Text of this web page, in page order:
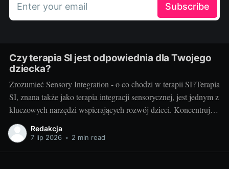
Enter your email Subscribe
Czy terapia SI jest odpowiednia dla Twojego
dziecka?
Zrozumieć Sensory Integration - o co chodzi w terapii SI?Terapia
SI, znana także jako terapia integracji sensorycznej, jest jednym z
kluczowych narzędzi wspierających rozwój dzieci. Koncentruje
się na pomocy dzieciom w uzyskaniu lepszej kontroli nad swoim
ciałem oraz w zrozumieniu i procesowaniu informacji
Redakcja
7 lip 2026 • 2 min read